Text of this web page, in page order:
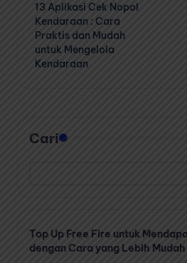
navigation
13 Aplikasi Cek Nopol
Kendaraan : Cara
Praktis dan Mudah
untuk Mengelola
Kendaraan
Cari
Top Up Free Fire untuk
dengan Cara yang Lebih